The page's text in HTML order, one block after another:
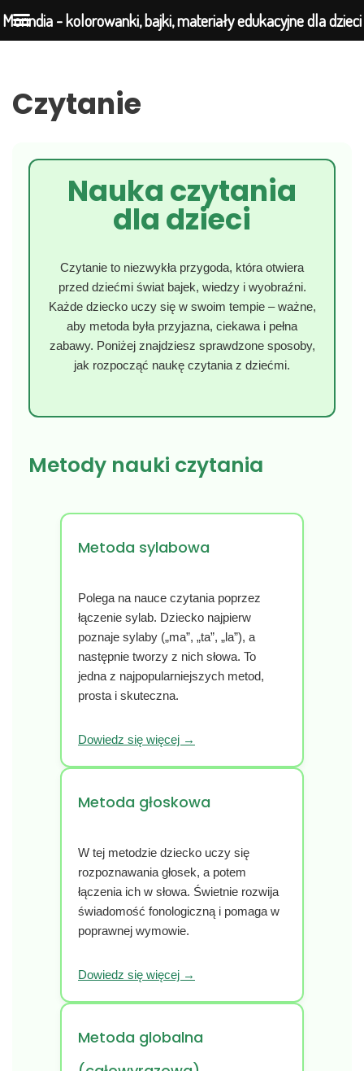
do
Czytanie
Nauka czytania
dla dzieci
Czytanie to niezwykła przygoda, która otwiera
przed dziećmi świat bajek, wiedzy i wyobraźni.
Każde dziecko uczy się w swoim tempie – ważne,
aby metoda była przyjazna, ciekawa i pełna
zabawy. Poniżej znajdziesz sprawdzone sposoby,
jak rozpocząć naukę czytania z dziećmi.
Metody nauki czytania
Metoda sylabowa
Polega na nauce czytania poprzez
łączenie sylab. Dziecko najpierw
poznaje sylaby („ma”, „ta”, „la”), a
następnie tworzy z nich słowa. To
jedna z najpopularniejszych metod,
prosta i skuteczna.
Dowiedz się więcej →
Metoda głoskowa
W tej metodzie dziecko uczy się
rozpoznawania głosek, a potem
łączenia ich w słowa. Świetnie rozwija
świadomość fonologiczną i pomaga w
poprawnej wymowie.
Dowiedz się więcej →
Metoda globalna
Morindia - kolorowanki, bajki, materiały edukacyjne dla dzieci